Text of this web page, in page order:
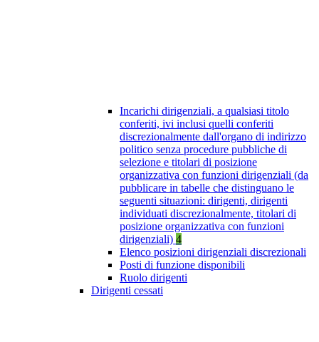
Incarichi dirigenziali, a qualsiasi titolo
conferiti, ivi inclusi quelli conferiti
discrezionalmente dall'organo di indirizzo
politico senza procedure pubbliche di
selezione e titolari di posizione
organizzativa con funzioni dirigenziali (da
pubblicare in tabelle che distinguano le
seguenti situazioni: dirigenti, dirigenti
individuati discrezionalmente, titolari di
posizione organizzativa con funzioni
dirigenziali) 4
Elenco posizioni dirigenziali discrezionali
Posti di funzione disponibili
Ruolo dirigenti
Dirigenti cessati